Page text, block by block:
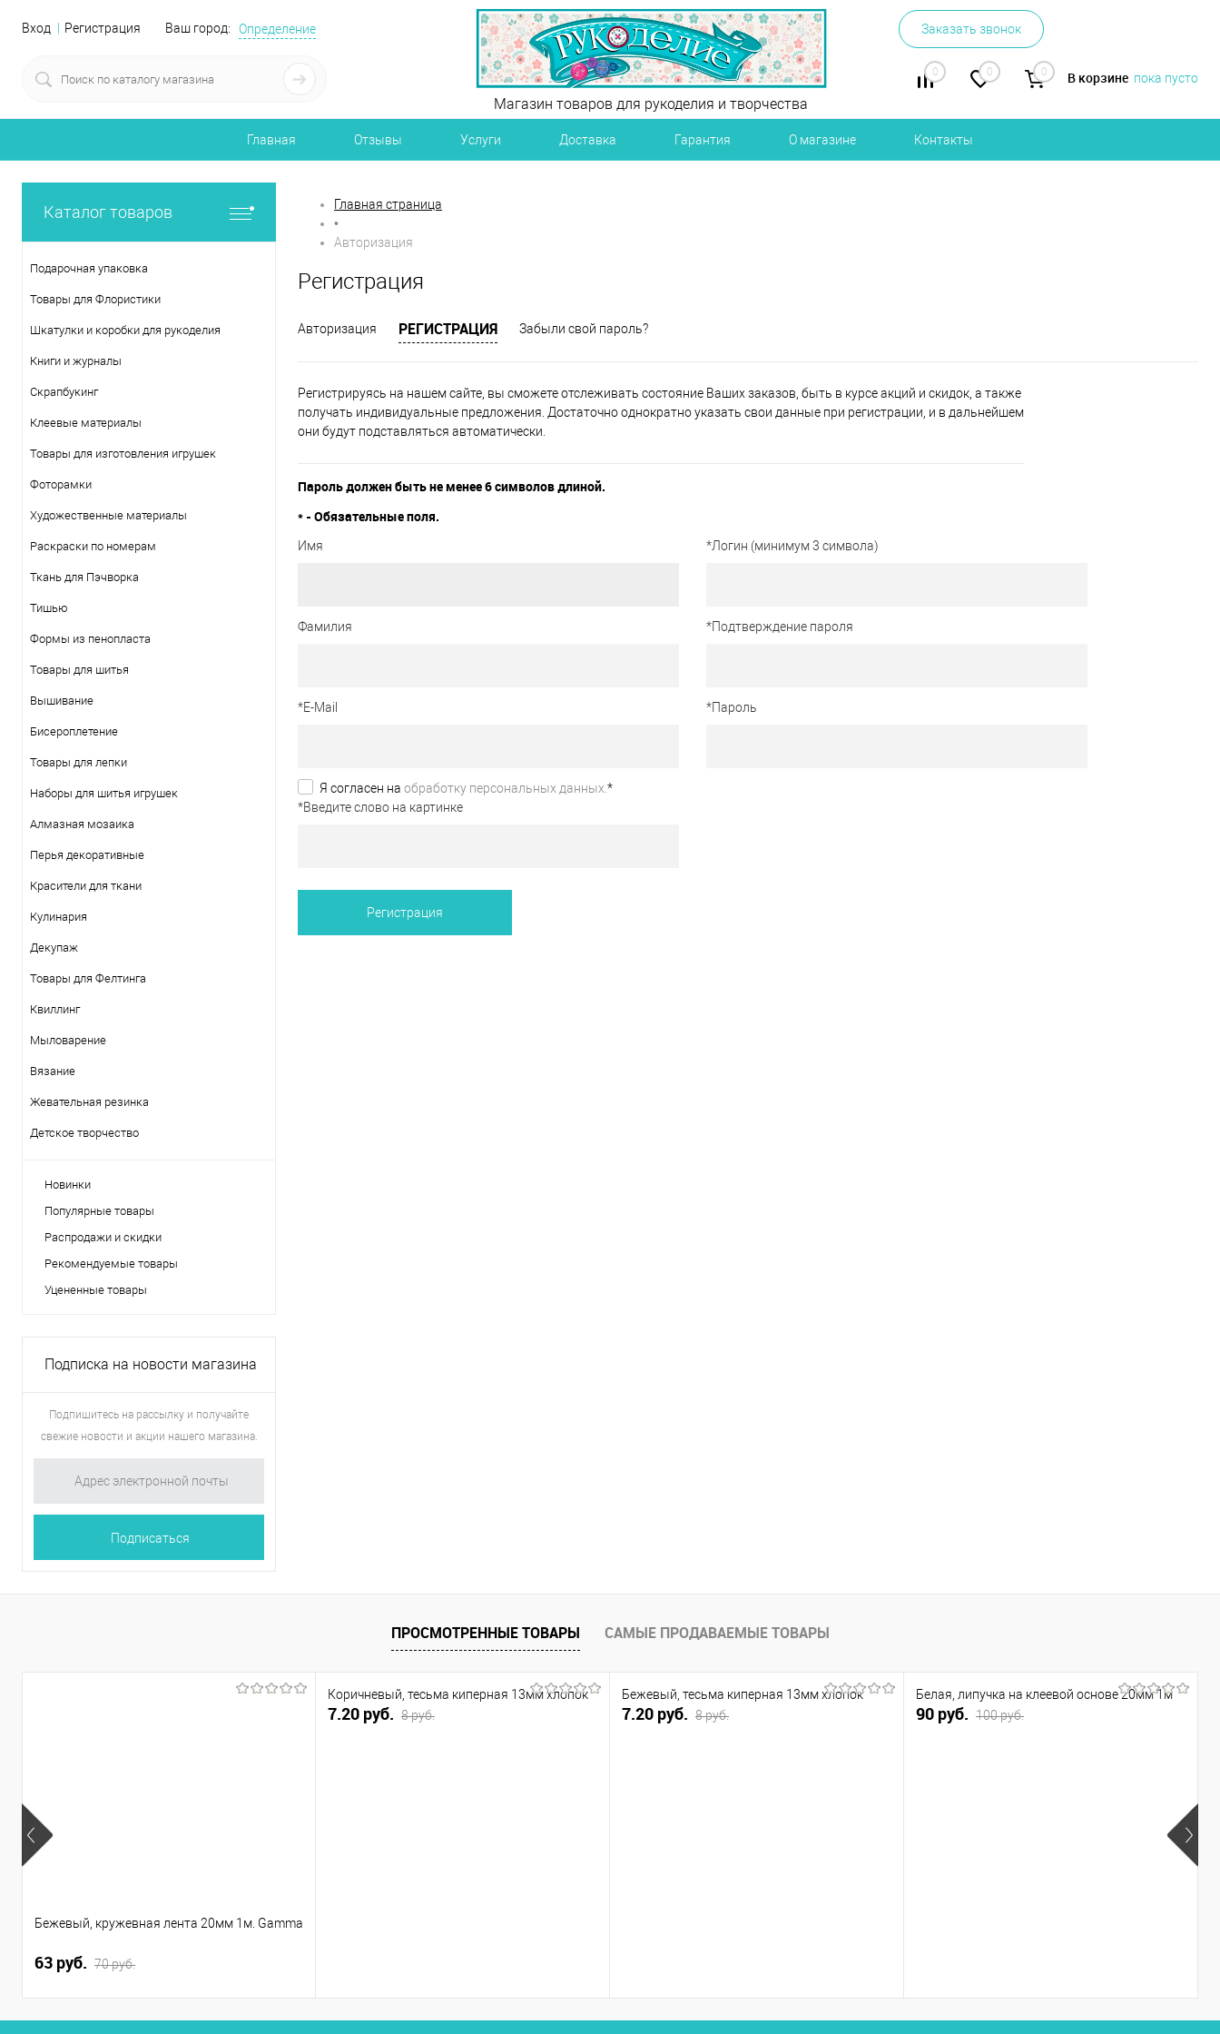
Вход Регистрация Ваш город: Определение Заказать звонок
0 0 0 В корзине пока пусто
Магазин товаров для рукоделия и творчества
Главная Отзывы Услуги Доставка Гарантия О магазине Контакты
Каталог товаров
Подарочная упаковка
Товары для Флористики
Шкатулки и коробки для рукоделия
Книги и журналы
Скрапбукинг
Клеевые материалы
Товары для изготовления игрушек
Фоторамки
Художественные материалы
Раскраски по номерам
Ткань для Пэчворка
Тишью
Формы из пенопласта
Товары для шитья
Вышивание
Бисероплетение
Товары для лепки
Наборы для шитья игрушек
Алмазная мозаика
Перья декоративные
Красители для ткани
Кулинария
Декупаж
Товары для Фелтинга
Квиллинг
Мыловарение
Вязание
Жевательная резинка
Детское творчество
Новинки
Популярные товары
Распродажи и скидки
Рекомендуемые товары
Уцененные товары
Подписка на новости магазина
Подпишитесь на рассылку и получайте
свежие новости и акции нашего магазина.
Главная страница
•
Авторизация
Регистрация
Авторизация РЕГИСТРАЦИЯ Забыли свой пароль?
Регистрируясь на нашем сайте, вы сможете отслеживать состояние Ваших заказов, быть в курсе акций и скидок, а также
получать индивидуальные предложения. Достаточно однократно указать свои данные при регистрации, и в дальнейшем
они будут подставляться автоматически.
Пароль должен быть не менее 6 символов длиной.
* - Обязательные поля.
Имя *Логин (минимум 3 символа)
Фамилия *Подтверждение пароля
*E-Mail *Пароль
Я согласен на обработку персональных данных. *
*Введите слово на картинке
ПРОСМОТРЕННЫЕ ТОВАРЫ САМЫЕ ПРОДАВАЕМЫЕ ТОВАРЫ
Бежевый, кружевная лента 20мм 1м. Gamma
63 руб. 70 руб.
Коричневый, тесьма киперная 13мм хлопок
7.20 руб. 8 руб.
Бежевый, тесьма киперная 13мм хлопок
7.20 руб. 8 руб.
Белая, липучка на клеевой основе 20мм 1м
90 руб. 100 руб.